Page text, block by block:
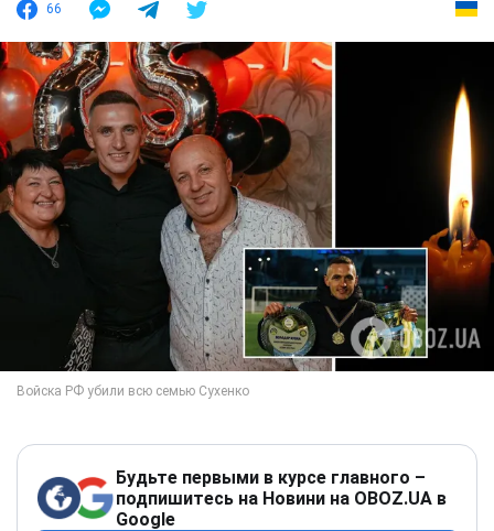
66
Будьте первыми в курсе главного –
подпишитесь на Новини на OBOZ.UA в
Google